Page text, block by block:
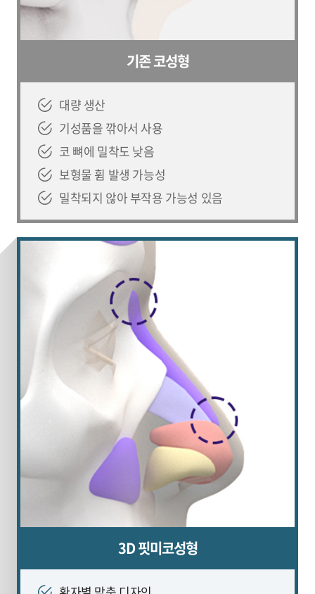
기존 코성형
대량 생산
기성품을 깎아서 사용
코 뼈에 밀착도 낮음
보형물 휨 발생 가능성
밀착되지 않아 부작용 가능성 있음
3D 핏미코성형